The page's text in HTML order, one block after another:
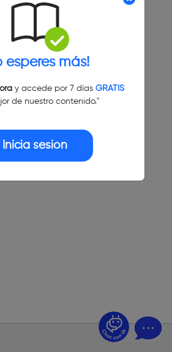
esperes más!
y accede por 7 días GRATIS
de nuestro contenido."
Inicia sesión